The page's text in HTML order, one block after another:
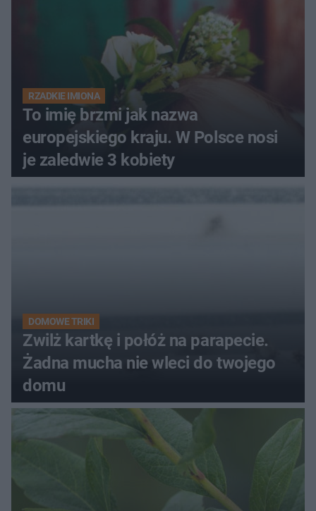
RZADKIE IMIONA
To imię brzmi jak nazwa
europejskiego kraju. W Polsce nosi
je zaledwie 3 kobiety
DOMOWE TRIKI
Zwilż kartkę i połóż na parapecie.
Żadna mucha nie wleci do twojego
domu